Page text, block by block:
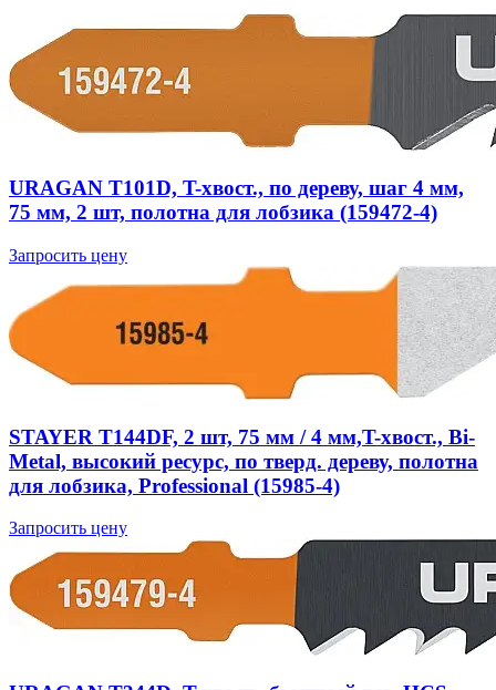
URAGAN T101D, T-хвост., по дереву, шаг 4 мм,
75 мм, 2 шт, полотна для лобзика (159472-4)
Запросить цену
STAYER T144DF, 2 шт, 75 мм / 4 мм,T-хвост., Bi-
Metal, высокий ресурс, по тверд. дереву, полотна
для лобзика, Professional (15985-4)
Запросить цену